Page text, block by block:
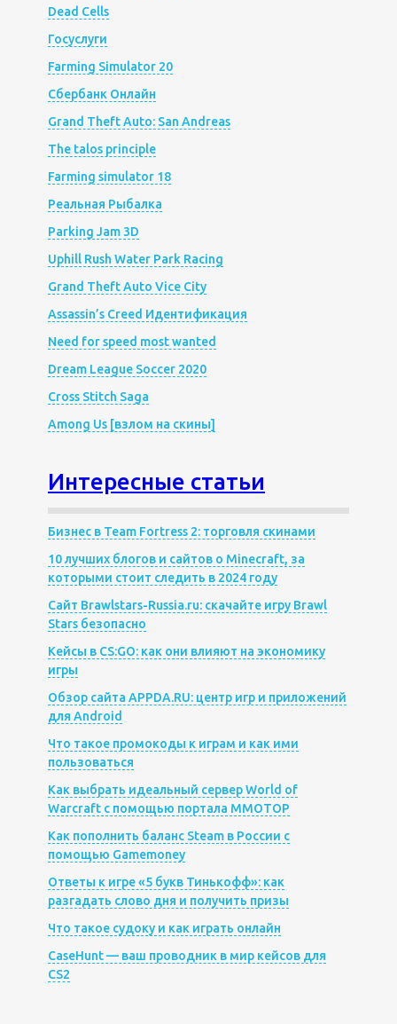
Dead Cells
Госуслуги
Farming Simulator 20
Сбербанк Онлайн
Grand Theft Auto: San Andreas
The talos principle
Farming simulator 18
Реальная Рыбалка
Parking Jam 3D
Uphill Rush Water Park Racing
Grand Theft Auto Vice City
Assassin’s Creed Идентификация
Need for speed most wanted
Dream League Soccer 2020
Cross Stitch Saga
Among Us [взлом на скины]
Интересные статьи
Бизнес в Team Fortress 2: торговля скинами
10 лучших блогов и сайтов о Minecraft, за
которыми стоит следить в 2024 году
Сайт Brawlstars-Russia.ru: скачайте игру Brawl
Stars безопасно
Кейсы в CS:GO: как они влияют на экономику
игры
Обзор сайта APPDA.RU: центр игр и приложений
для Android
Что такое промокоды к играм и как ими
пользоваться
Как выбрать идеальный сервер World of
Warcraft с помощью портала MMOTOP
Как пополнить баланс Steam в России с
помощью Gamemoney
Ответы к игре «5 букв Тинькофф»: как
разгадать слово дня и получить призы
Что такое судоку и как играть онлайн
CaseHunt — ваш проводник в мир кейсов для
CS2